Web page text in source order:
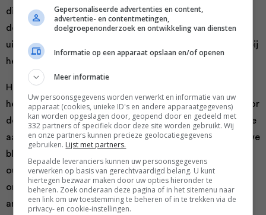
diabetes kunnen eveneens de mobiliteit beperken. Voor
deze groep biedt een scootmobiel niet alleen een
uitkomst om zelfstandig te blijven, maar het helpt ook bij
het behouden van hun sociale leven.
Het gebruik van een scootmobiel kan verder helpen bij
het voorkomen van verdere gezondheidsproblemen. Door
de vermindering van fysieke belasting worden bestaande
aandoeningen niet verergerd en wordt de kans op nieuwe
blessures kleiner. Dit aspect is vooral belangrijk voor
ouderen die in het vorige segment werden besproken,
omdat zij vaak kwetsbaarder zijn voor valpartijen en
andere mobiliteitsgerelateerde ongevallen. Preventie en
Gepersonaliseerde advertenties en content,
advertentie- en contentmetingen,
doelgroepenonderzoek en ontwikkeling van diensten
Informatie op een apparaat opslaan en/of openen
Meer informatie
Uw persoonsgegevens worden verwerkt en informatie van uw
apparaat (cookies, unieke ID's en andere apparaatgegevens)
kan worden opgeslagen door, geopend door en gedeeld met
332 partners of specifiek door deze site worden gebruikt. Wij
en onze partners kunnen precieze geolocatiegegevens
gebruiken. Lijst met partners.
Bepaalde leveranciers kunnen uw persoonsgegevens
verwerken op basis van gerechtvaardigd belang. U kunt
hiertegen bezwaar maken door uw opties hieronder te
beheren. Zoek onderaan deze pagina of in het sitemenu naar
een link om uw toestemming te beheren of in te trekken via de
privacy- en cookie-instellingen.